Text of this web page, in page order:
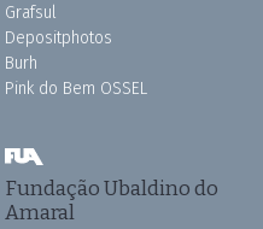
Grafsul
Depositphotos
Burh
Pink do Bem OSSEL
Fundação Ubaldino do
Amaral